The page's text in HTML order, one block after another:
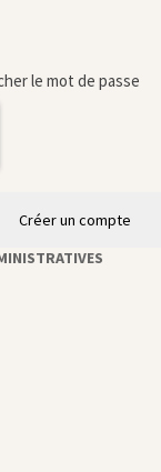
le mot de passe
Créer un compte